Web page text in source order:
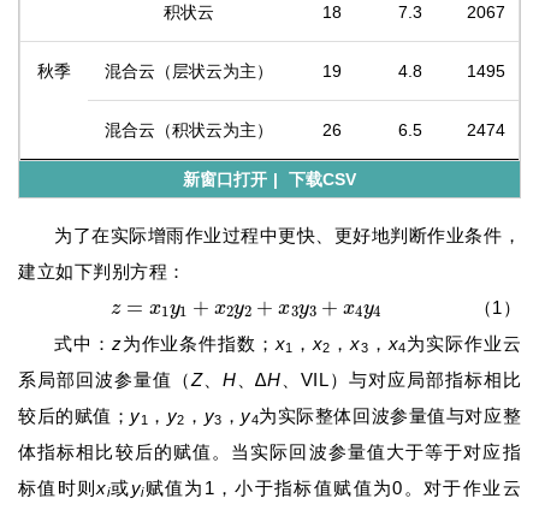
积状云 18 7.3 2067
秋季 混合云（层状云为主） 19 4.8 1495
混合云（积状云为主） 26 6.5 2474
新窗口打开 | 下载CSV
为了在实际增雨作业过程中更快、更好地判断作业条件，
建立如下判别方程：
（1）
式中： z为作业条件指数； x1 ， x2 ，x3 ， x4为实际作业云
系局部回波参量值（Z、 H 、∆H 、VIL）与对应局部指标相比
较后的赋值； y1 ， y2 ， y3 ， y4为实际整体回波参量值与对应整
体指标相比较后的赋值。当实际回波参量值大于等于对应指
标值时则xi或yi赋值为1，小于指标值赋值为0。对于作业云